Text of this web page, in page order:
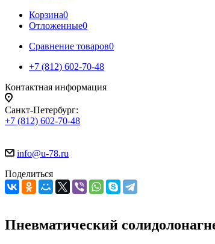
Корзина0
Отложенные0
Сравнение товаров0
+7 (812) 602-70-48
Контактная информация
Санкт-Петербург:
+7 (812) 602-70-48
info@u-78.ru
Поделиться
Пневматический